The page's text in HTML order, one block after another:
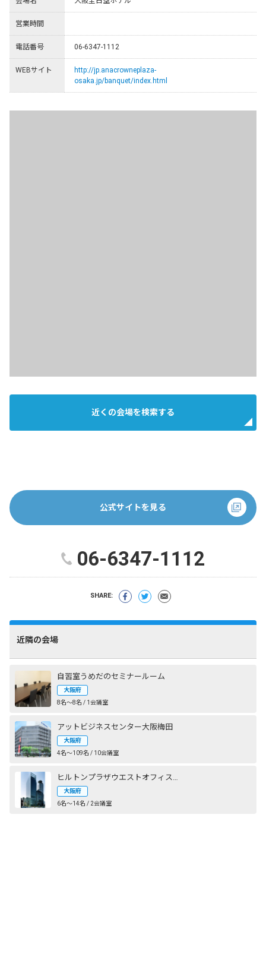
営業時間
電話番号 06-6347-1112
WEBサイト
http://jp.anacrowneplaza-
osaka.jp/banquet/index.html
近くの会場を検索する
公式サイトを見る
06-6347-1112
SHARE:
近隣の会場
自習室うめだのセミナールーム
大阪府
8名〜8名 / 1会議室
アットビジネスセンター大阪梅田
大阪府
4名〜109名 / 10会議室
ヒルトンプラザウエストオフィスタワー
大阪府
6名〜14名 / 2会議室